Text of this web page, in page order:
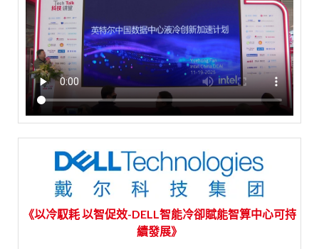
《以冷馭耗 以智促效-DELL智能冷卻賦能智算中心可持
續發展》